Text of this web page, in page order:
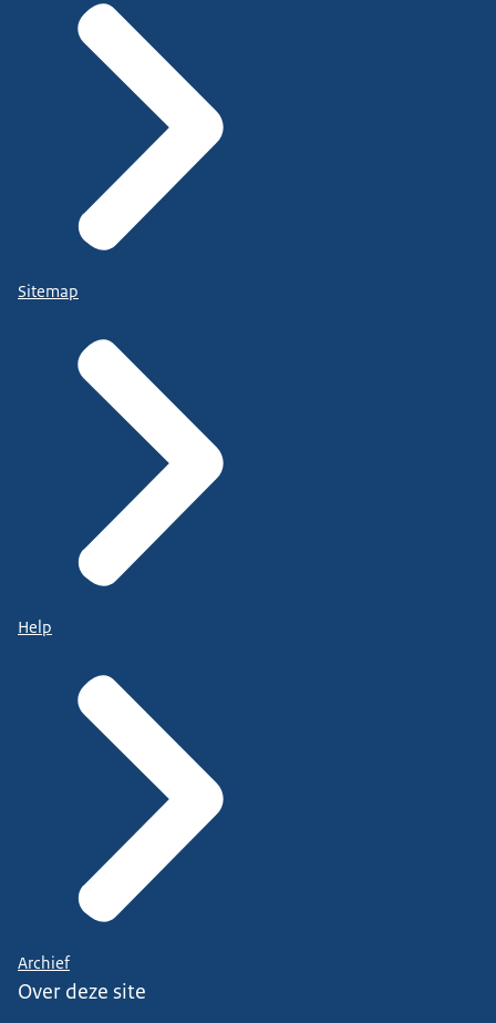
Sitemap
Help
Archief
Over deze site